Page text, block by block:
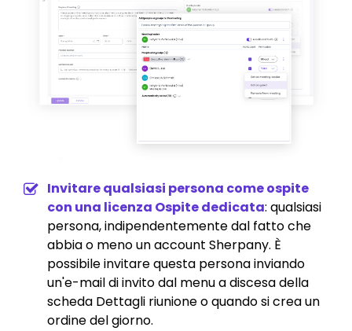
Invitare qualsiasi persona come ospite
con una licenza Ospitededicata: qualsiasi
persona, indipendentemente dal fatto che
abbia o meno un account Sherpany. È
possibile invitare questa persona inviando
un'e-mail di invito dal menu a discesa della
scheda Dettagli riunione o quando si crea un
ordine del giorno.